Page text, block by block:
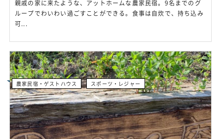
親戚の家に来たような、アットホームな農家民宿。9名までのグ
ループでわいわい過ごすことができる。食事は自炊で、持ち込み
可...
農家民宿・ゲストハウス スポーツ・レジャー